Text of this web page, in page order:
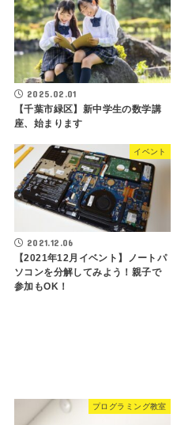
2025.02.01
【千葉市緑区】新中学生の数学講
座、始まります
イベント
2021.12.06
【2021年12月イベント】ノートパ
ソコンを分解してみよう！親子で
参加もOK！
プログラミング教室